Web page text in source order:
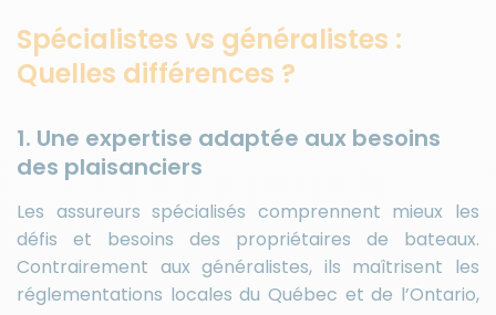
Spécialistes vs généralistes :
Quelles différences ?
1. Une expertise adaptée aux besoins
des plaisanciers
Les assureurs spécialisés comprennent mieux les
défis et besoins des propriétaires de bateaux.
Contrairement aux généralistes, ils maîtrisent les
réglementations locales du Québec et de l’Ontario,